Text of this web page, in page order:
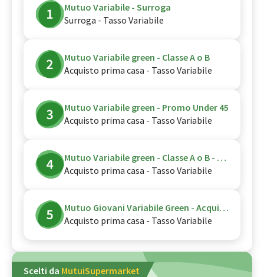
Mutuo Variabile - Surroga
Surroga - Tasso Variabile
Mutuo Variabile green - Classe A o B
Acquisto prima casa - Tasso Variabile
Mutuo Variabile green - Promo Under 45
Acquisto prima casa - Tasso Variabile
Mutuo Variabile green - Classe A o B - Promo
Acquisto prima casa - Tasso Variabile
Mutuo Giovani Variabile Green - Acquisto
Acquisto prima casa - Tasso Variabile
Scelti da MutuiSupermarket